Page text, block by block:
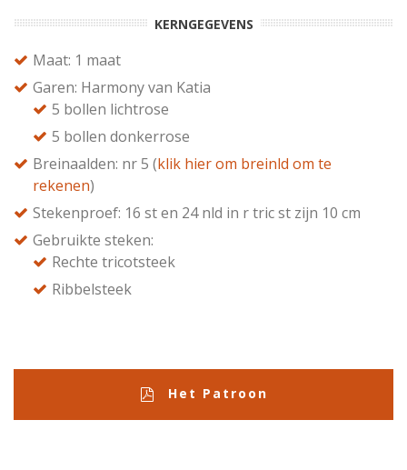
KERNGEGEVENS
Maat: 1 maat
Garen: Harmony van Katia
5 bollen lichtrose
5 bollen donkerrose
Breinaalden: nr 5 (klik hier om breinld om te
rekenen)
Stekenproef: 16 st en 24 nld in r tric st zijn 10 cm
Gebruikte steken:
Rechte tricotsteek
Ribbelsteek
Het Patroon